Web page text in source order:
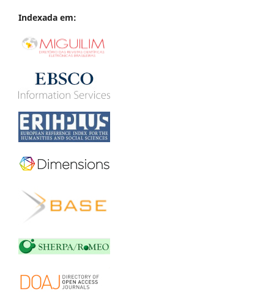
Indexada em: